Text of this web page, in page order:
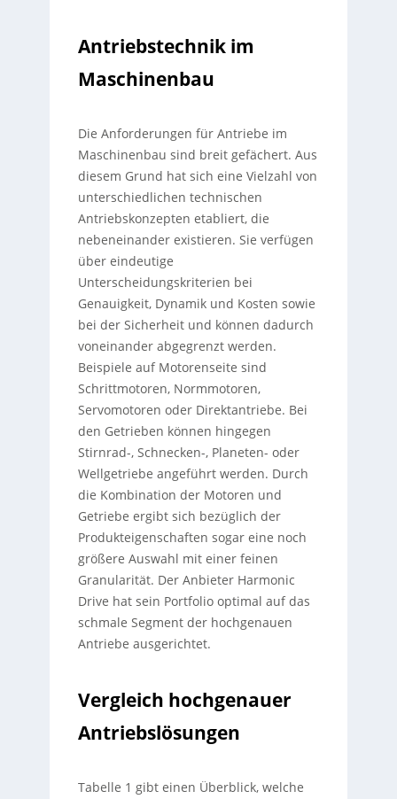
Antriebstechnik im
Maschinenbau
Die Anforderungen für Antriebe im
Maschinenbau sind breit gefächert. Aus
diesem Grund hat sich eine Vielzahl von
unterschiedlichen technischen
Antriebskonzepten etabliert, die
nebeneinander existieren. Sie verfügen
über eindeutige
Unterscheidungskriterien bei
Genauigkeit, Dynamik und Kosten sowie
bei der Sicherheit und können dadurch
voneinander abgegrenzt werden.
Beispiele auf Motorenseite sind
Schrittmotoren, Normmotoren,
Servomotoren oder Direktantriebe. Bei
den Getrieben können hingegen
Stirnrad-, Schnecken-, Planeten- oder
Wellgetriebe angeführt werden. Durch
die Kombination der Motoren und
Getriebe ergibt sich bezüglich der
Produkteigenschaften sogar eine noch
größere Auswahl mit einer feinen
Granularität. Der Anbieter Harmonic
Drive hat sein Portfolio optimal auf das
schmale Segment der hochgenauen
Antriebe ausgerichtet.
Vergleich hochgenauer
Antriebslösungen
Tabelle 1 gibt einen Überblick, welche